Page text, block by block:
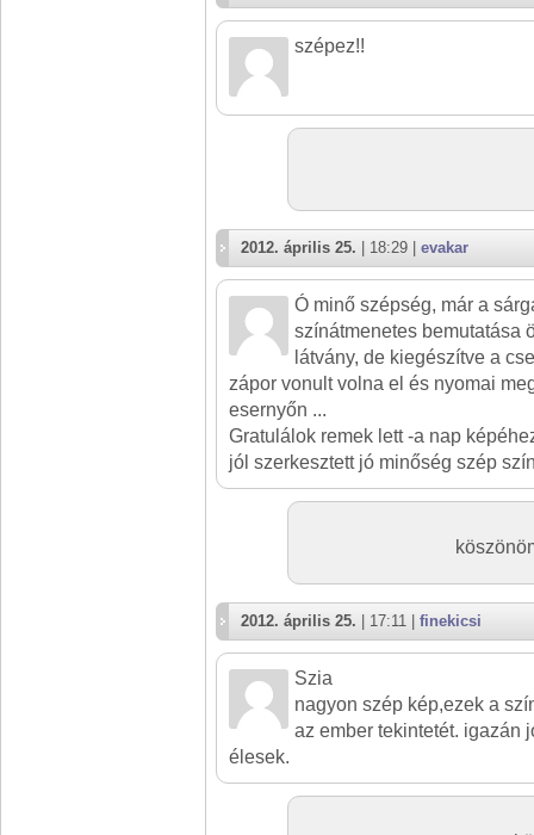
szépez!!
2012. április 25. | 18:29 | evakar
Ó minő szépség, már a
színátmenetes bemutatása
látvány, de kiegészítve a
zápor vonult volna el és nyomai
esernyőn ...
Gratulálok remek lett -a nap
jól szerkesztett jó minőség szép
2012. április 25. | 17:11 | finekicsi
Szia
nagyon szép kép,ezek a
az ember tekintetét. igazán
élesek.